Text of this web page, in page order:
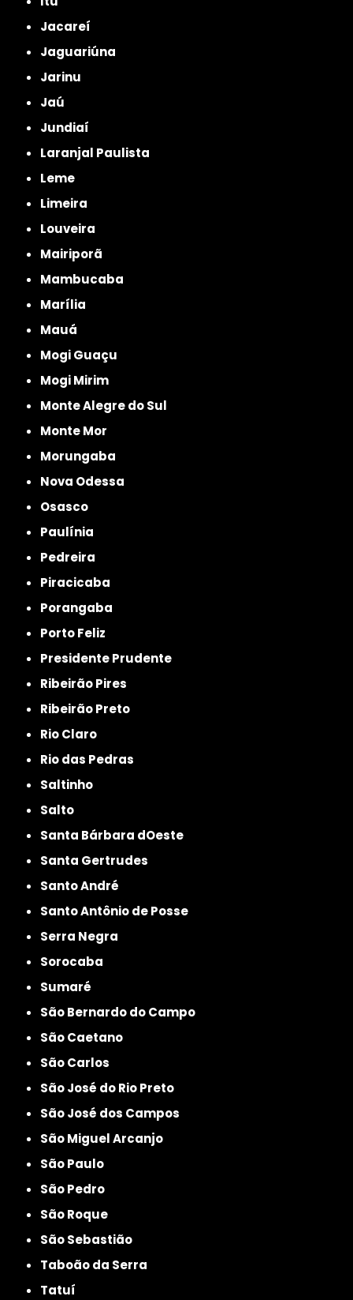
Jacareí
Jaguariúna
Jarinu
Jaú
Jundiaí
Laranjal Paulista
Leme
Limeira
Louveira
Mairiporã
Mambucaba
Marília
Mauá
Mogi Guaçu
Mogi Mirim
Monte Alegre do Sul
Monte Mor
Morungaba
Nova Odessa
Osasco
Paulínia
Pedreira
Piracicaba
Porangaba
Porto Feliz
Presidente Prudente
Ribeirão Pires
Ribeirão Preto
Rio Claro
Rio das Pedras
Saltinho
Salto
Santa Bárbara dOeste
Santa Gertrudes
Santo André
Santo Antônio de Posse
Serra Negra
Sorocaba
Sumaré
São Bernardo do Campo
São Caetano
São Carlos
São José do Rio Preto
São José dos Campos
São Miguel Arcanjo
São Paulo
São Pedro
São Roque
São Sebastião
Taboão da Serra
Tatuí